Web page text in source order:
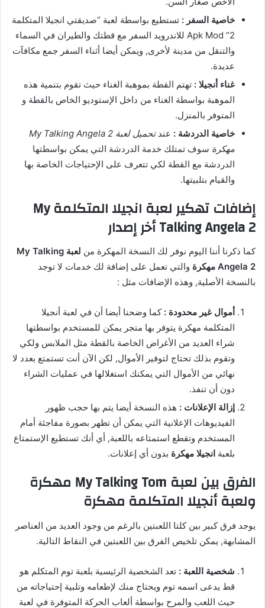
خاصية السفر : تستطيع بواسطة لعبة “صديقتي انجيلا المتكلمة
2” Apk Mod للاندرويد السفر مع قطتك والطيران في السماء
والتنقل من مدينة لأخرى, ويمكن أيضا أثناء السفر جمع مكافآت
عديدة.
غناء أنجيلا : تهتم القطة بموهبة الغناء حيث تقوم بتنمية هذه
الموهبة بواسطة الغناء من داخل الإستوديو الخاص بالقطة و
المتوفر بالمنزل.
خاصية الدردشة : عند
تحميل لعبة My Talking Angela 2
مهكرة سوف تمتلك خدمة الدردشة التي يمكن بواسطتها
الدردشة مع القطة لكي تتعرف على الإحتياجات الخاصة بها
والقيام بتلبيتها.
إضافات تهكير لعبة انجيلا المتكلمة My
Talking Angela 2 أخر إصدار
كما ذكرنا أننا اليوم نوفر لك النسخة المهكرة من
لعبة My Talking
Angela 2 مهكرة
والتي تعمل على إضافة لك خدمات لا توجد
بالنسخة الأصلية, وهذه الإضافات مثل :
أموال غير محدودة : كما وضحنا أيضا أن في لعبة أنجيلا
المتكلمة مهكرة يتوفر بها متجر يمكن للمستخدم بواسطتها
شراء العديد من الأغراض الخاصة بالقطة مثل الملابس ولكي
وتقوم بذلك تحتاج لتوفير الأموال, لكن الآن أنت تستمتع بعدد لا
نهائي من الأموال التي يمكنك استغلالها في عمليات الشراء
دون أن تنفذ.
إزالة الإعلانات : هذه النسخة أيضا يتم بها حجب ظهور
الفيديوهات الإعلانية التي يمكن أن تظهر بصورة مفاجئة أمام
المستخدم وتقطع استمتاعه باللعبة, أي أنك تستطيع الإستمتاع
بلعبة انجيلا مهكرة بدون أي إعلانات.
الفرق بين لعبة My Talking Tom مهكرة
ولعبة أنجيلا المتكلمة مهكرة
يوجد فرق كبير بين كلتا اللعبتين بالرغم من وجود العديد من العناصر
المشابهة, يمكن تلخيص الفرق بين اللعبتين في النقاط التالية.
شخصية اللعبة : تعد الشخصية الرئيسية بلعبة توم المتكلم هو
قط يدعى اسمه توم ويحتاج منك لإطعامه وتلبية إحتياجاته من
حيث اللعب والمرح بواسطة ألعاب الحركة المتوفرة في لعبة